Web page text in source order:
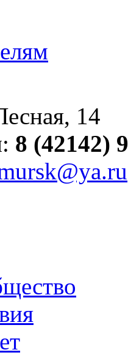
14
8 (42142)